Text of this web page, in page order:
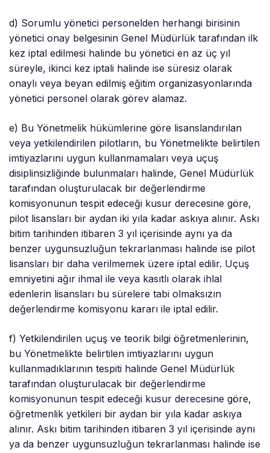
d) Sorumlu yönetici personelden herhangi birisinin
yönetici onay belgesinin Genel Müdürlük tarafından ilk
kez iptal edilmesi halinde bu yönetici en az üç yıl
süreyle, ikinci kez iptali halinde ise süresiz olarak
onaylı veya beyan edilmiş eğitim organizasyonlarında
yönetici personel olarak görev alamaz.
e) Bu Yönetmelik hükümlerine göre lisanslandırılan
veya yetkilendirilen pilotların, bu Yönetmelikte belirtilen
imtiyazlarını uygun kullanmamaları veya uçuş
disiplinsizliğinde bulunmaları halinde, Genel Müdürlük
tarafından oluşturulacak bir değerlendirme
komisyonunun tespit edeceği kusur derecesine göre,
pilot lisansları bir aydan iki yıla kadar askıya alınır. Askı
bitim tarihinden itibaren 3 yıl içerisinde aynı ya da
benzer uygunsuzluğun tekrarlanması halinde ise pilot
lisansları bir daha verilmemek üzere iptal edilir. Uçuş
emniyetini ağır ihmal ile veya kasıtlı olarak ihlal
edenlerin lisansları bu sürelere tabi olmaksızın
değerlendirme komisyonu kararı ile iptal edilir.
f) Yetkilendirilen uçuş ve teorik bilgi öğretmenlerinin,
bu Yönetmelikte belirtilen imtiyazlarını uygun
kullanmadıklarının tespiti halinde Genel Müdürlük
tarafından oluşturulacak bir değerlendirme
komisyonunun tespit edeceği kusur derecesine göre,
öğretmenlik yetkileri bir aydan bir yıla kadar askıya
alınır. Askı bitim tarihinden itibaren 3 yıl içerisinde aynı
ya da benzer uygunsuzluğun tekrarlanması halinde ise